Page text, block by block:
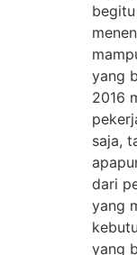
yang
2016
saja,
dari
yang
yang